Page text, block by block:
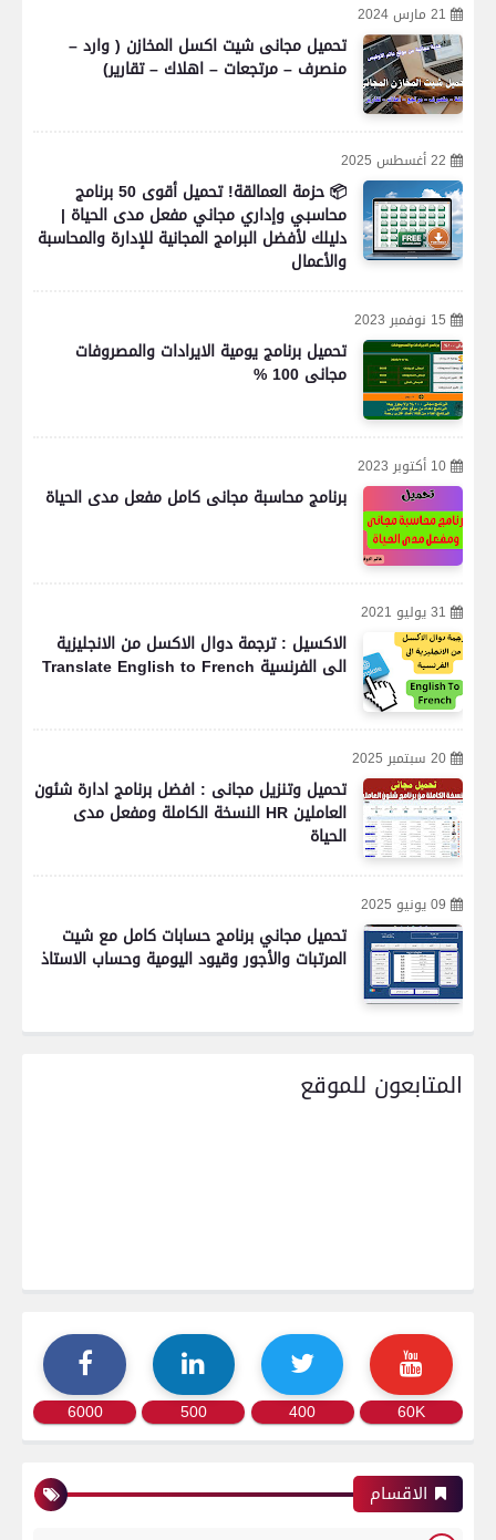
21 مارس 2024
تحميل مجانى شيت اكسل المخازن ( وارد –
منصرف – مرتجعات – اهلاك – تقارير)
22 أغسطس 2025
📦 حزمة العمالقة! تحميل أقوى 50 برنامج
محاسبي وإداري مجاني مفعل مدى الحياة |
دليلك لأفضل البرامج المجانية للإدارة والمحاسبة
والأعمال
15 نوفمبر 2023
تحميل برنامج يومية الايرادات والمصروفات
مجانى 100 %
10 أكتوبر 2023
برنامج محاسبة مجانى كامل مفعل مدى الحياة
31 يوليو 2021
الاكسيل : ترجمة دوال الاكسل من الانجليزية
الى الفرنسية Translate English to French
20 سبتمبر 2025
تحميل وتنزيل مجانى : افضل برنامج ادارة شئون
العاملين HR النسخة الكاملة ومفعل مدى
الحياة
09 يونيو 2025
تحميل مجاني برنامج حسابات كامل مع شيت
المرتبات والأجور وقيود اليومية وحساب الاستاذ
المتابعون للموقع
60K
400
500
6000
الاقسام